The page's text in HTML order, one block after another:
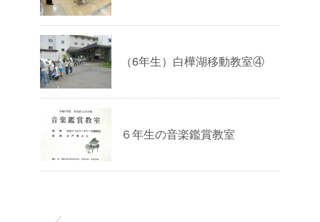
（6年生）白樺湖移動教室④
６年生の音楽鑑賞教室